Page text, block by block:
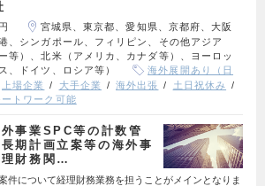
宮城県、東京都、愛知県、京都府、大阪
、シンガポール、フィリピン、その他アジア
等）、北米（アメリカ、カナダ等）、ヨーロッ
、ドイツ、ロシア等）
海外展開あり（日
上場企業 大手企業 海外出張
土日祝休み
ートワーク可能
事業SPC等の計数管
期計画立案等の海外事
財務関…
件について経理財務業務を担うことがメインとなりま